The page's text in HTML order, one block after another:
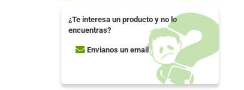
¿Te interesa un producto y no lo
encuentras?
Envianos un email